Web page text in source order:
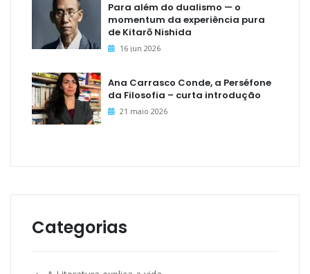
Para além do dualismo — o
momentum da experiência pura
de Kitarō Nishida
16 jun 2026
Ana Carrasco Conde, a Perséfone
da Filosofia – curta introdução
21 maio 2026
Categorias